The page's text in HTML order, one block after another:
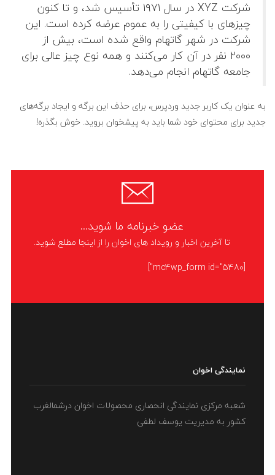
شرکت XYZ در سال ۱۹۷۱ تأسیس شد، و تا کنون
چیزهای با کیفیتی را به عموم عرضه کرده است. این
شرکت در شهر گاتهام واقع شده است، بیش از
۲۰۰۰ نفر در آن کار می‌کنند و همه نوع چیز عالی برای
جامعه گاتهام انجام می‌دهد.
به عنوان یک کاربر جدید وردپرس، برای حذف این برگه و ایجاد برگه‌های
جدید برای محتوای خود شما باید به پیشخوان بروید. خوش بگذره!
عضو خبرنامه ما شوید...
تا آخرین اخبار و رویداد های اخوان را از اینجا مطلع شوید.
[mc4wp_form id="5480"]
نمایندگی اخوان
شعبه مرکزی نمایندگی انحصاری محصولات اخوان درشمالغرب
کشور به مدیریت یوسف لطفی